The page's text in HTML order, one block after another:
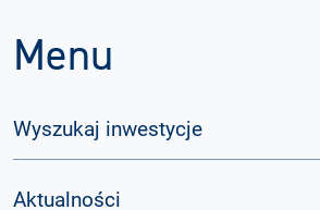
Menu
Wyszukaj inwestycje
Aktualności